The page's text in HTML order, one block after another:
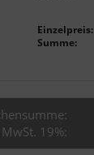
Einzelpreis:
Summe:
19%: